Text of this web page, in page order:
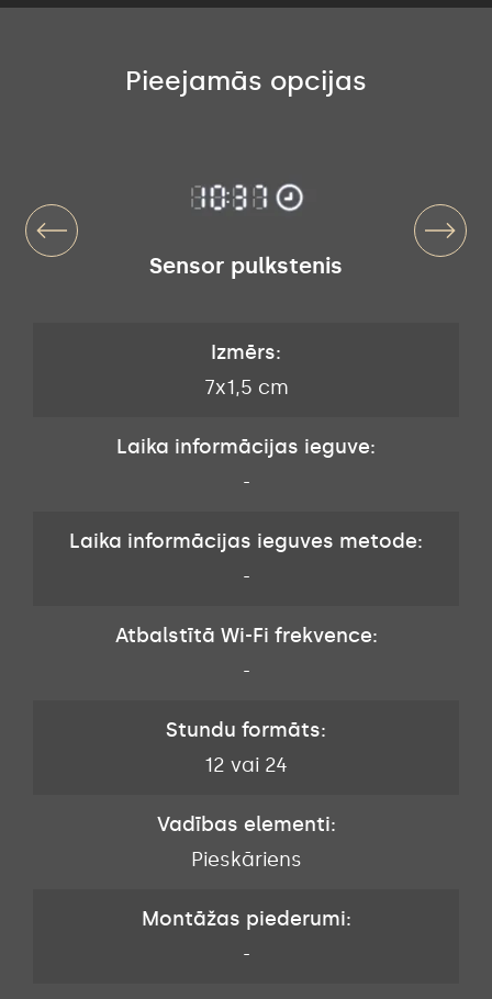
Pieejamās opcijas
Sensor pulkstenis
Izmērs:
7x1,5 cm
Laika informācijas ieguve:
-
Laika informācijas ieguves metode:
-
Atbalstītā Wi-Fi frekvence:
-
Stundu formāts:
12 vai 24
Vadības elementi:
Pieskāriens
Montāžas piederumi:
-